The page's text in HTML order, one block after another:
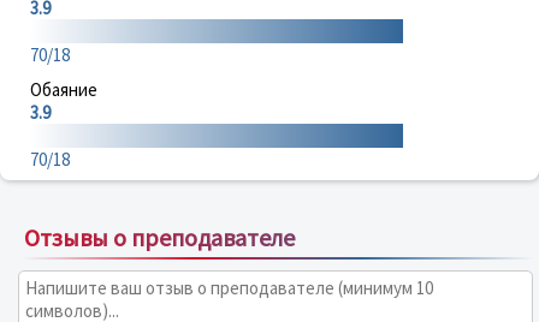
3.9
70/18
Обаяние
3.9
70/18
Отзывы о преподавателе